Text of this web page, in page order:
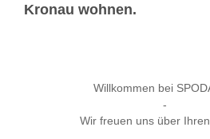
Kronau wohnen.
Willkommen bei
-
Wir freuen uns über